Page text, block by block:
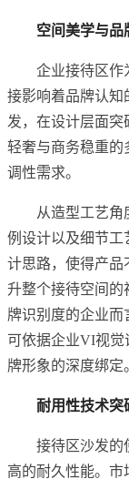
空间美学与品
企业接待区作
接影响着品牌认知
发，在设计层面突
轻奢与商务稳重的
调性需求。
从造型工艺角
例设计以及细节工
计思路，使得产品
升整个接待空间的
牌识别度的企业而
可依据企业VI视觉
牌形象的深度绑定
耐用性技术突
接待区沙发的
高的耐久性能。